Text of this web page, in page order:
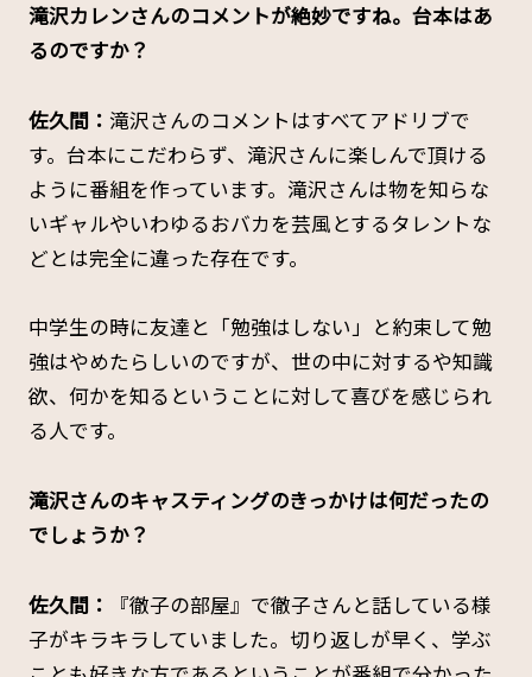
滝沢カレンさんのコメントが絶妙ですね。台本はあ
るのですか？
佐久間： 滝沢さんのコメントはすべてアドリブで
す。台本にこだわらず、滝沢さんに楽しんで頂ける
ように番組を作っています。滝沢さんは物を知らな
いギャルやいわゆるおバカを芸風とするタレントな
どとは完全に違った存在です。
中学生の時に友達と「勉強はしない」と約束して勉
強はやめたらしいのですが、世の中に対するや知識
欲、何かを知るということに対して喜びを感じられ
る人です。
――滝沢さんのキャスティングのきっかけは何だったの
でしょうか？
佐久間：
『徹子の部屋』で徹子さんと話している様
子がキラキラしていました。切り返しが早く、学ぶ